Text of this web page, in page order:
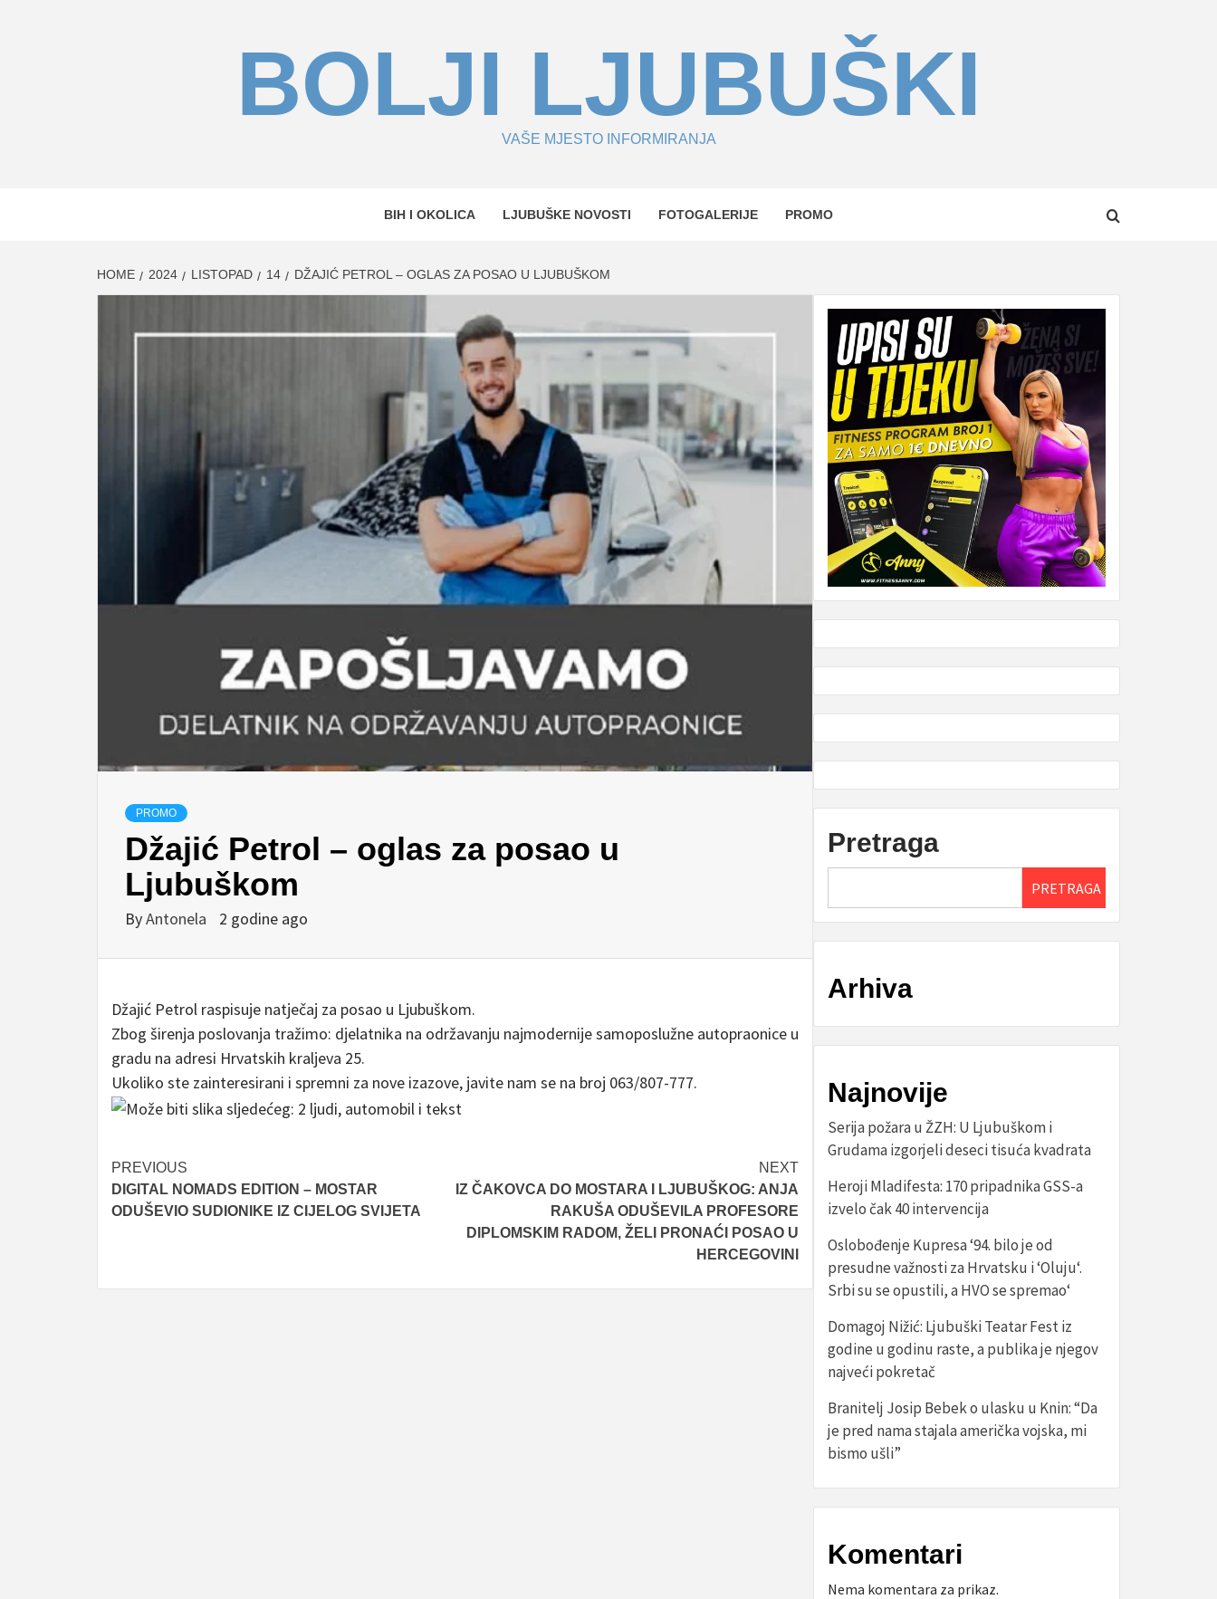
BOLJI LJUBUŠKI
VAŠE MJESTO INFORMIRANJA
BIH I OKOLICA LJUBUŠKE NOVOSTI FOTOGALERIJE PROMO
HOME 2024 LISTOPAD 14 DŽAJIĆ PETROL – OGLAS ZA POSAO U LJUBUŠKOM
PROMO
Džajić Petrol – oglas za posao u
Ljubuškom
ByAntonela 2 godine ago
Džajić Petrol raspisuje natječaj za posao u Ljubuškom.
Zbog širenja poslovanja tražimo: djelatnika na održavanju najmodernije samoposlužne autopraonice u
gradu na adresi Hrvatskih kraljeva 25.
Ukoliko ste zainteresirani i spremni za nove izazove, javite nam se na broj 063/807-777.
Post
navigation
PREVIOUS
DIGITAL NOMADS EDITION – MOSTAR
ODUŠEVIO SUDIONIKE IZ CIJELOG SVIJETA
NEXT
IZ ČAKOVCA DO MOSTARA I LJUBUŠKOG: ANJA
RAKUŠA ODUŠEVILA PROFESORE
DIPLOMSKIM RADOM, ŽELI PRONAĆI POSAO U
HERCEGOVINI
Pretraga
PRETRAGA
Arhiva
Najnovije
Serija požara u ŽZH: U Ljubuškom i
Grudama izgorjeli deseci tisuća kvadrata
Heroji Mladifesta: 170 pripadnika GSS-a
izvelo čak 40 intervencija
Oslobođenje Kupresa ‘94. bilo je od
presudne važnosti za Hrvatsku i ‘Oluju‘.
Srbi su se opustili, a HVO se spremao‘
Domagoj Nižić: Ljubuški Teatar Fest iz
godine u godinu raste, a publika je njegov
najveći pokretač
Branitelj Josip Bebek o ulasku u Knin: “Da
je pred nama stajala američka vojska, mi
bismo ušli”
Komentari
Nema komentara za prikaz.